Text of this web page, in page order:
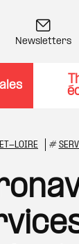
Newsletters
LOIRE #